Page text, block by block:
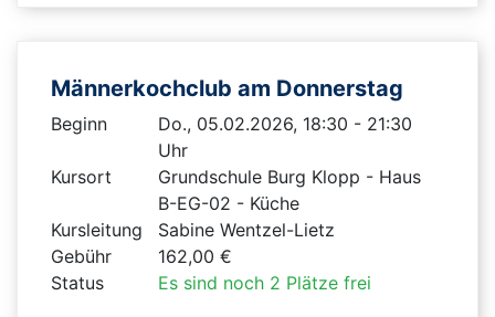
Männerkochclub am Donnerstag
Beginn
Do., 05.02.2026, 18:30 - 21:30
Uhr
Kursort
Grundschule Burg Klopp - Haus
B-EG-02 - Küche
Kursleitung
Sabine Wentzel-Lietz
Gebühr
162,00 €
Status
Es sind noch 2 Plätze frei